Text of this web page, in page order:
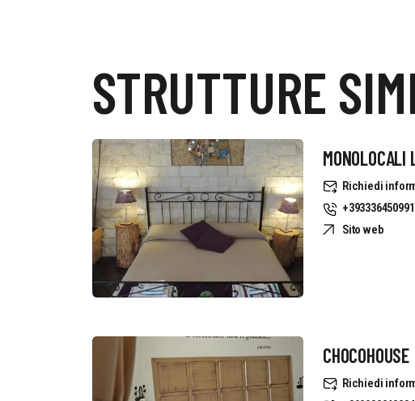
STRUTTURE
MONOLOCALI
Richiedi
+393336450991
Sito web
CHOCOHOUSE
Richiedi